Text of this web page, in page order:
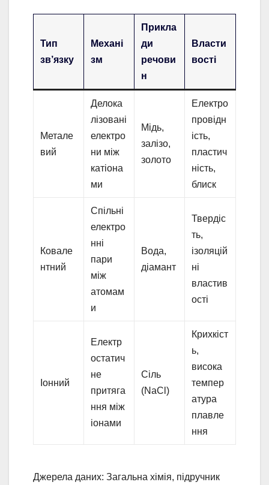
Тип
зв’язку
Механі
зм
Прикла
ди
речови
н
Власти
вості
Метале
вий
Делока
лізовані
електро
ни між
катіона
ми
Мідь,
залізо,
золото
Електро
провідн
ість,
пластич
ність,
блиск
Ковале
нтний
Спільні
електро
нні
пари
між
атомам
и
Вода,
діамант
Твердіс
ть,
ізоляцій
ні
властив
ості
Іонний
Електр
остатич
не
притяга
ння між
іонами
Сіль
(NaCl)
Крихкіст
ь,
висока
темпер
атура
плавле
ння
Джерела даних: Загальна хімія, підручник